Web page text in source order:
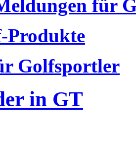
für
Produkte
Golfsportler
in GT